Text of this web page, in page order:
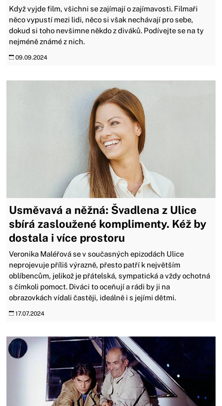
Když vyjde film, všichni se zajímají o zajímavosti. Filmaři
něco vypustí mezi lidi, něco si však nechávají pro sebe,
dokud si toho nevšimne někdo z diváků. Podívejte se na ty
nejméně známé z nich.
09.09.2024
Usměvavá a něžná: Švadlena z Ulice
sbírá zasloužené komplimenty. Kéž by
dostala i více prostoru
Veronika Maléřová se v současných epizodách Ulice
neprojevuje příliš výrazně, přesto patří k největším
oblíbencům, jelikož je přátelská, sympatická a vždy ochotná
s čímkoli pomoct. Diváci to oceňují a rádi by ji na
obrazovkách vídali častěji, ideálně i s jejími dětmi.
17.07.2024